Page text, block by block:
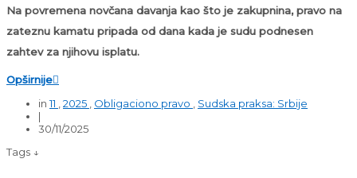
Na povremena novčana davanja kao što je zakupnina, pravo na
zateznu kamatu pripada od dana kada je sudu podnesen
zahtev za njihovu isplatu.
Opširnije
in11 2025 Obligaciono pravo
Sudska praksa: Srbije
|
30/11/2025
Tags ↓